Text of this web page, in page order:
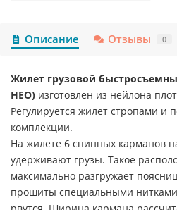
Описание Отзывы 0
Жилет грузовой
НЕО) изготовлен из нейлона
Регулируется жилет стропами и
комплекции.
На жилете 6 спинных карманов
удерживают грузы. Такое
максимально разгружает
прошиты специальными